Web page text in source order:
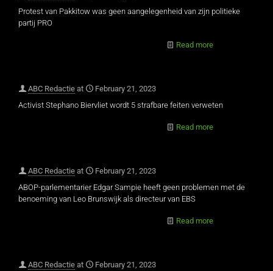
Protest van Pakkitow was geen aangelegenheid van zijn politieke
partij PRO
Read more
ABC Redactie at
February 21, 2023
Activist Stephano Biervliet wordt 5 strafbare feiten verweten
Read more
ABC Redactie at
February 21, 2023
ABOP-parlementarier Edgar Sampie heeft geen problemen met de
benoeming van Leo Brunswijk als directeur van EBS
Read more
ABC Redactie at
February 21, 2023